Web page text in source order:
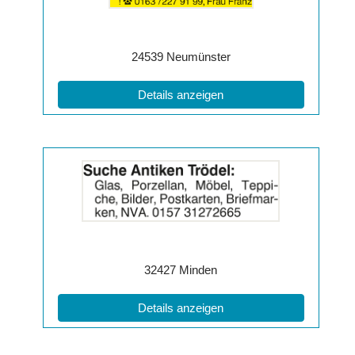
Info:
Postleitzahl:
24539 Ort:
Neumünster
Details anzeigen(ID: 2064121)
der
Anzeige
2064128
anzeigen
Postleitzahl:
32427 Ort:
Minden
Details anzeigen(ID: 2064128)